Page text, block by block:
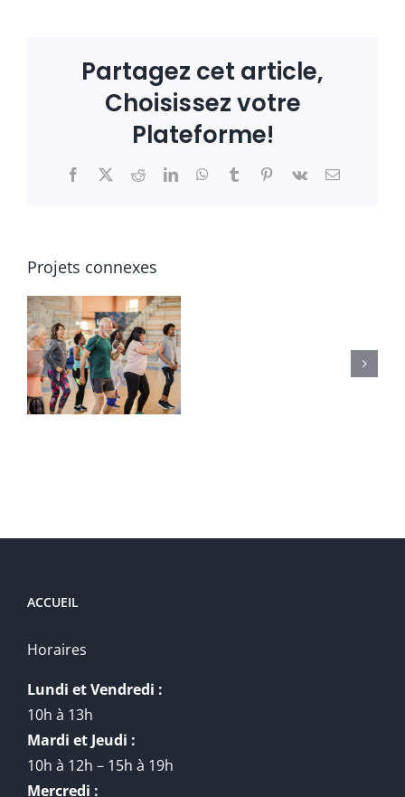
Partagez cet article,
Choisissez votre
Plateforme!
Facebook
X RedditLinkedInWhatsApp
TumblrPinterest
Vk Email
Projets connexes
ACCUEIL
Horaires
Lundi et Vendredi :
10h à 13h
Mardi et Jeudi :
10h à 12h – 15h à 19h
Mercredi :